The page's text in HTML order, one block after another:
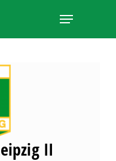
Menu
II
Close